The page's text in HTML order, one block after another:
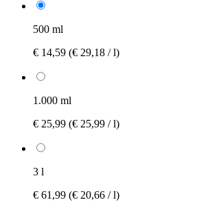
500 ml
€ 14,59 (€ 29,18 / l)
1.000 ml
€ 25,99 (€ 25,99 / l)
3 l
€ 61,99 (€ 20,66 / l)